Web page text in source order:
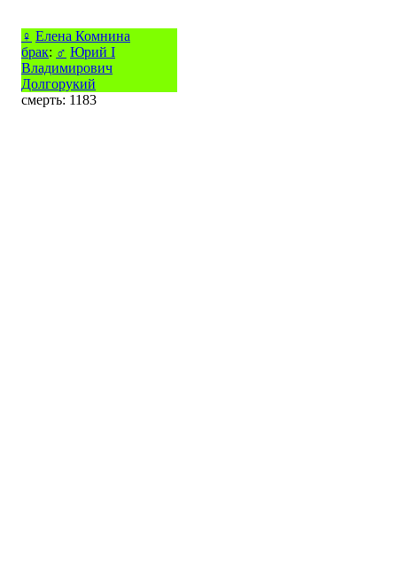
♀ Елена Комнина
брак: ♂ Юрий I
Владимирович
Долгорукий
смерть: 1183